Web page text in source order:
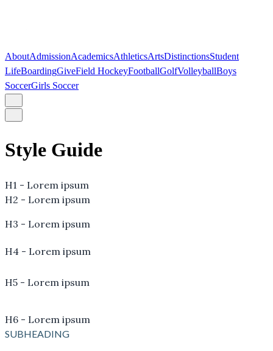
AboutAdmissionAcademicsAthleticsArtsDistinctionsStudent
LifeBoardingGiveField HockeyFootballGolfVolleyballBoys
SoccerGirls Soccer
Style Guide
H1 - Lorem ipsum
H2 - Lorem ipsum
H3 - Lorem ipsum
H4 - Lorem ipsum
H5 - Lorem ipsum
H6 - Lorem ipsum
SUBHEADING